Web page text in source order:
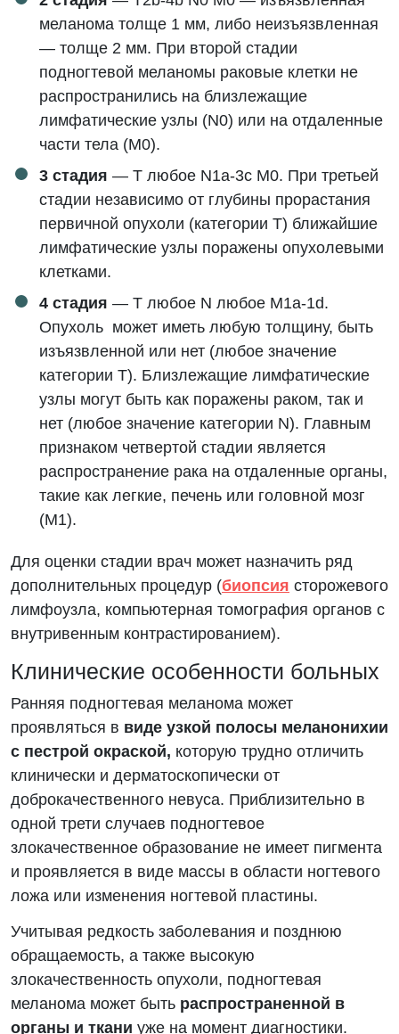
меланома толще 1 мм, либо неизъязвленная
— толще 2 мм. При второй стадии
подногтевой меланомы раковые клетки не
распространились на близлежащие
лимфатические узлы (N0) или на отдаленные
части тела (M0).
3 стадия — T любое N1a-3c M0. При третьей
стадии независимо от глубины прорастания
первичной опухоли (категории Т) ближайшие
лимфатические узлы поражены опухолевыми
клетками.
4 стадия — T любое N любое M1a-1d.
Опухоль может иметь любую толщину, быть
изъязвленной или нет (любое значение
категории T). Близлежащие лимфатические
узлы могут быть как поражены раком, так и
нет (любое значение категории N). Главным
признаком четвертой стадии является
распространение рака на отдаленные органы,
такие как легкие, печень или головной мозг
(M1).
Для оценки стадии врач может назначить ряд
дополнительных процедур (биопсия сторожевого
лимфоузла, компьютерная томография органов с
внутривенным контрастированием).
Клинические особенности больных
Ранняя подногтевая меланома может
проявляться в виде узкой полосы меланонихии
с пестрой окраской, которую трудно отличить
клинически и дерматоскопически от
доброкачественного невуса. Приблизительно в
одной трети случаев подногтевое
злокачественное образование не имеет пигмента
и проявляется в виде массы в области ногтевого
ложа или изменения ногтевой пластины.
Учитывая редкость заболевания и позднюю
обращаемость, а также высокую
злокачественность опухоли, подногтевая
меланома может быть распространенной в
органы и ткани уже на момент диагностики.